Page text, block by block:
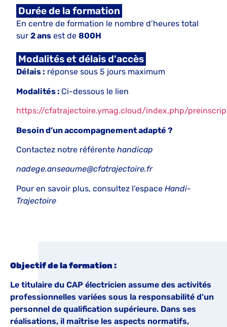
Durée de la formation
En centre de formation le nombre d’heures total
sur 2 ans est de 800H
Modalités et délais d'accès
Délais : réponse sous 5 jours maximum
Modalités : Ci-dessous le lien
https://cfatrajectoire.ymag.cloud/index.php/
Besoin d’un accompagnement adapté ?
Contactez notre référente handicap
nadege.anseaume@cfatrajectoire.fr
Pour en savoir plus, consultez l’espace Handi-
Trajectoire
Objectif de la formation :
Le titulaire du CAP électricien assume des activités
professionnelles variées sous la responsabilité d’un
personnel de qualification supérieure. Dans ses
réalisations, il maîtrise les aspects normatifs,